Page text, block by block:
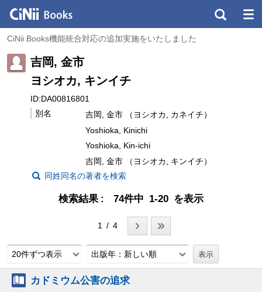
CiNii Books機能統合対応の追加実施をいたしました
吉岡, 金市
ヨシオカ, キンイチ
ID:DA00816801
別名
吉岡, 金市 （ヨシオカ, カネイチ）
Yoshioka, Kinichi
Yoshioka, Kin-ichi
吉岡, 金市 （ヨシオカ, キンイチ）
同姓同名の著者を検索
検索結果 74件中 1-20 を表示
1 / 4
20件ずつ表示 出版年：新しい順
カドミウム公害の追求